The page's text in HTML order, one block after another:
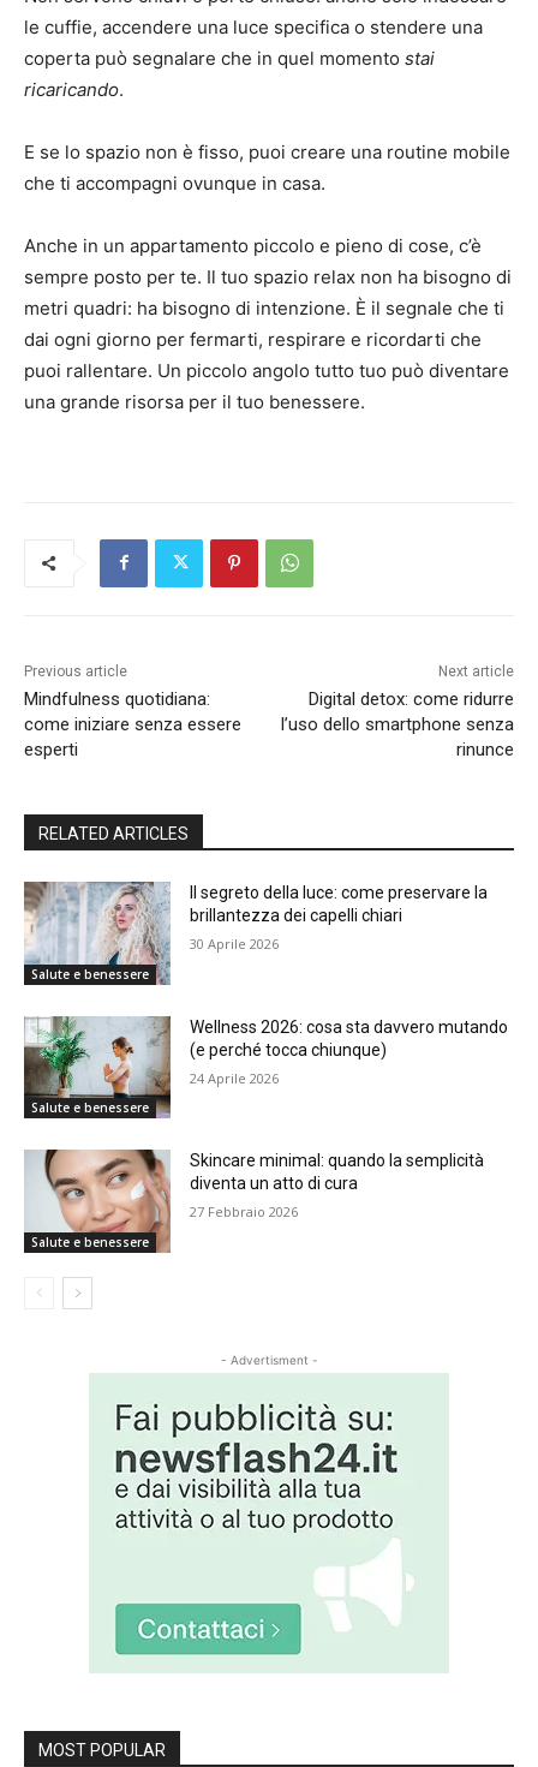
le cuffie, accendere una luce specifica o stendere una
coperta può segnalare che in quel momento stai
ricaricando.
E se lo spazio non è fisso, puoi creare una routine mobile
che ti accompagni ovunque in casa.
Anche in un appartamento piccolo e pieno di cose, c’è
sempre posto per te. Il tuo spazio relax non ha bisogno di
metri quadri: ha bisogno di intenzione. È il segnale che ti
dai ogni giorno per fermarti, respirare e ricordarti che
puoi rallentare. Un piccolo angolo tutto tuo può diventare
una grande risorsa per il tuo benessere.
Previous article
Mindfulness quotidiana:
come iniziare senza essere
esperti
Next article
Digital detox: come ridurre
l’uso dello smartphone senza
rinunce
RELATED ARTICLES
Salute e benessere
Il segreto della luce: come preservare la
brillantezza dei capelli chiari
30 Aprile 2026
Salute e benessere
Wellness 2026: cosa sta davvero mutando
(e perché tocca chiunque)
24 Aprile 2026
Salute e benessere
Skincare minimal: quando la semplicità
diventa un atto di cura
27 Febbraio 2026
- Advertisment -
MOST POPULAR